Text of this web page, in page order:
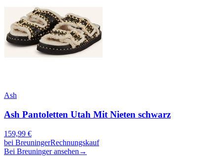
Ash
Ash Pantoletten Utah Mit Nieten schwarz
159,99 €
bei BreuningerRechnungskauf
Bei Breuninger ansehen →